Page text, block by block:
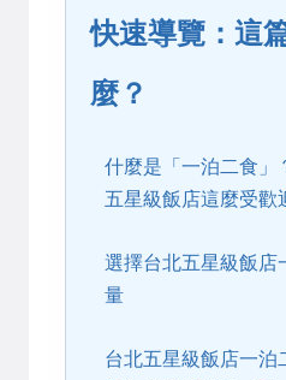
快速導覽：這
麼？
什麼是「一泊二食」
五星級飯店這麼受歡
選擇台北五星級飯店
量
台北五星級飯店一泊